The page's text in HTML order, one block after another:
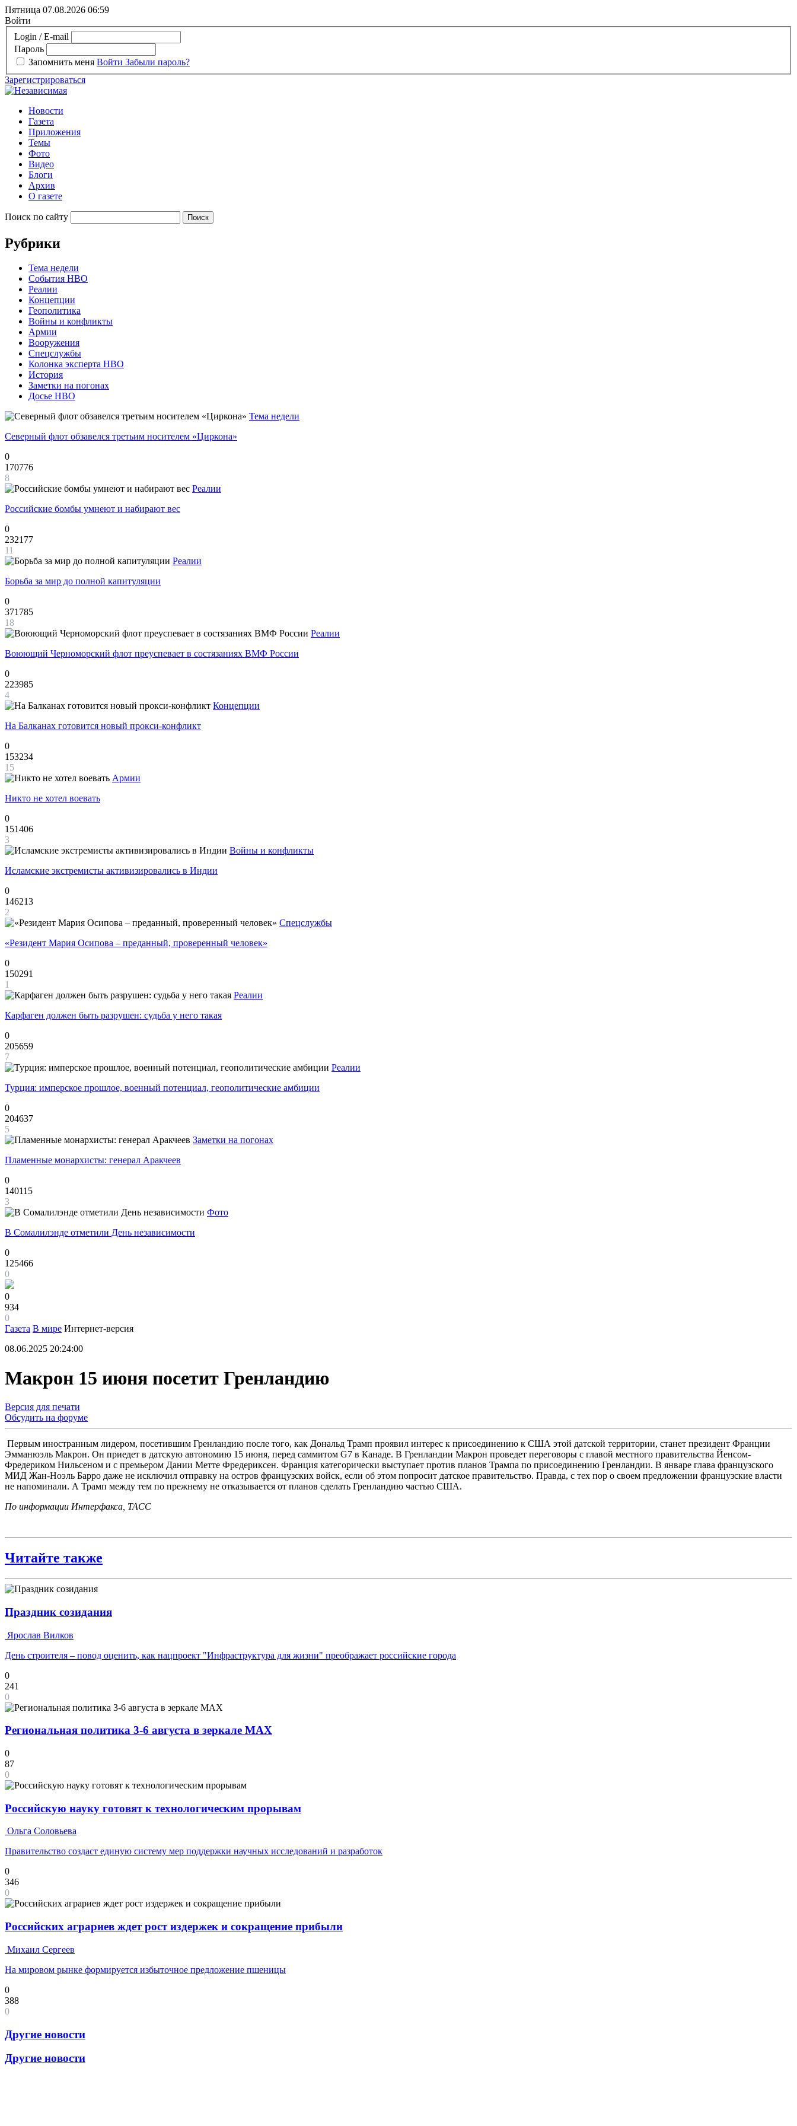
Пятница 07.08.2026 06:59
Войти
Login / E-mail
Пароль
Запомнить меня Войти Забыли пароль?
Зарегистрироваться
Новости
Газета
Приложения
Темы
Фото
Видео
Блоги
Архив
О газете
Поиск по сайту
Рубрики
Тема недели
События НВО
Реалии
Концепции
Геополитика
Войны и конфликты
Армии
Вооружения
Спецслужбы
Колонка эксперта НВО
История
Заметки на погонах
Досье НВО
Тема недели
Северный флот обзавелся третьим носителем «Циркона»
0
170776
8
Реалии
Российские бомбы умнеют и набирают вес
0
232177
11
Реалии
Борьба за мир до полной капитуляции
0
371785
18
Реалии
Воюющий Черноморский флот преуспевает в состязаниях ВМФ России
0
223985
4
Концепции
На Балканах готовится новый прокси-конфликт
0
153234
15
Армии
Никто не хотел воевать
0
151406
3
Войны и конфликты
Исламские экстремисты активизировались в Индии
0
146213
2
Спецслужбы
«Резидент Мария Осипова – преданный, проверенный человек»
0
150291
1
Реалии
Карфаген должен быть разрушен: судьба у него такая
0
205659
7
Реалии
Турция: имперское прошлое, военный потенциал, геополитические амбиции
0
204637
5
Заметки на погонах
Пламенные монархисты: генерал Аракчеев
0
140115
3
Фото
В Сомалилэнде отметили День независимости
0
125466
0
0
934
0
Газета В мире Интернет-версия
08.06.2025 20:24:00
Макрон 15 июня посетит Гренландию
Версия для печати
Обсудить на форуме
Первым иностранным лидером, посетившим Гренландию после того, как Дональд Трамп проявил интерес к присоединению к США этой датской территории, станет президент Франции
Эмманюэль Макрон. Он приедет в датскую автономию 15 июня, перед саммитом G7 в Канаде. В Гренландии Макрон проведет переговоры с главой местного правительства Йенсом-
Фредериком Нильсеном и с премьером Дании Метте Фредериксен. Франция категорически выступает против планов Трампа по присоединению Гренландии. В январе глава французского
МИД Жан-Ноэль Барро даже не исключил отправку на остров французских войск, если об этом попросит датское правительство. Правда, с тех пор о своем предложении французские власти
не напоминали. А Трамп между тем по прежнему не отказывается от планов сделать Гренландию частью США.
По информации Интерфакса, ТАСС
Читайте также
Праздник созидания
Ярослав Вилков
День строителя – повод оценить, как нацпроект "Инфраструктура для жизни" преображает российские города
0
241
0
Региональная политика 3-6 августа в зеркале MAX
0
87
0
Российскую науку готовят к технологическим прорывам
Ольга Соловьева
Правительство создаст единую систему мер поддержки научных исследований и разработок
0
346
0
Российских аграриев ждет рост издержек и сокращение прибыли
Михаил Сергеев
На мировом рынке формируется избыточное предложение пшеницы
0
388
0
Другие новости
Другие новости